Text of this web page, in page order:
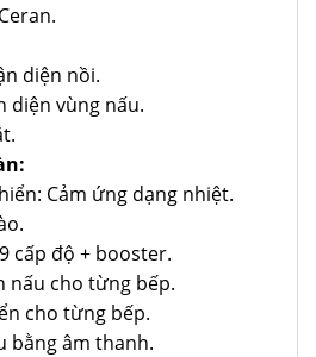
diện nồi.
diện vùng nấu.
Cảm ứng dạng nhiệt.
cấp độ + booster.
nấu cho từng bếp.
cho từng bếp.
bằng âm thanh.